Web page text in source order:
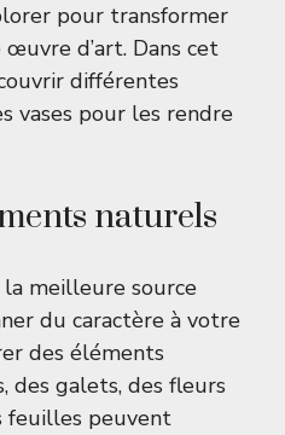
pour transformer
d’art. Dans cet
différentes
vases pour les rendre
naturels
meilleure source
du caractère à votre
des éléments
des galets, des fleurs
feuilles peuvent